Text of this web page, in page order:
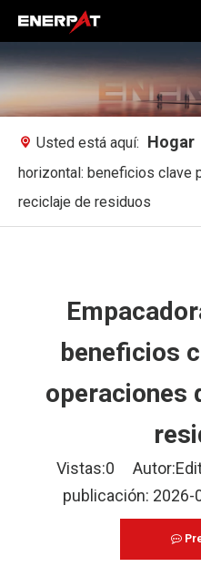
Usted está aquí: Hogar
horizontal: beneficios clave
reciclaje de residuos
beneficios
operaciones
Vistas:0
publicación: